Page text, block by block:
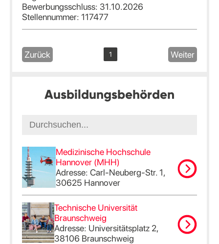
Bewerbungsschluss: 31.10.2026
Stellennummer: 117477
Zurück 1 Weiter
Ausbildungsbehörden
Medizinische Hochschule
Hannover (MHH)
Adresse: Carl-Neuberg-Str. 1,
30625 Hannover
Technische Universität
Braunschweig
Adresse: Universitätsplatz 2,
38106 Braunschweig